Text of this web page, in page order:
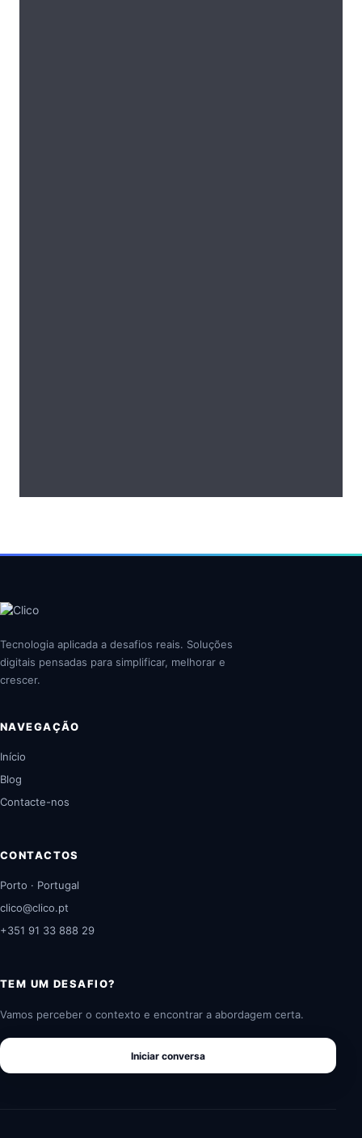
Tecnologia aplicada a desafios reais. Soluções
digitais pensadas para simplificar, melhorar e
crescer.
NAVEGAÇÃO
Início
Blog
Contacte-nos
CONTACTOS
Porto · Portugal
clico@clico.pt
+351 91 33 888 29
TEM UM DESAFIO?
Vamos perceber o contexto e encontrar a abordagem certa.
Iniciar conversa